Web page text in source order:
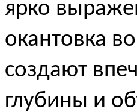
ярко
окантовка
создают
глубины и